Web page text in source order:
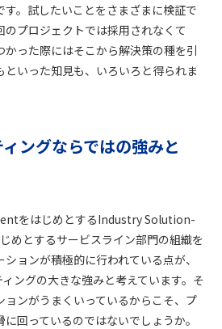
す。試したいことをさまざまに検証で
のプロジェクトでは採用されなくて
かった際にはそこから解決策の種を引
といった知見も、いろいろと得られま
ングならではの強みと
をはじめとするIndustry Solution-
めとするサービスライン部門の組織を
ョンが積極的に行われている点が、
ングの大きな強みと考えています。そ
ョンがうまくいっているからこそ、プ
回っているのではないでしょうか。